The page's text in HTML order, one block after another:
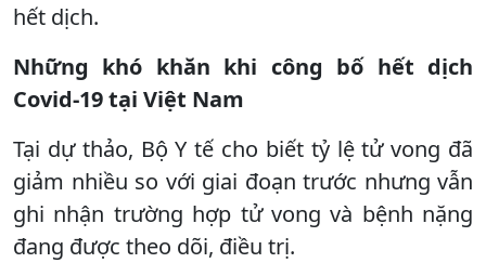
hết dịch.
Những khó khăn khi công bố hết dịch
Covid-19 tại Việt Nam
Tại dự thảo, Bộ Y tế cho biết tỷ lệ tử vong đã
giảm nhiều so với giai đoạn trước nhưng vẫn
ghi nhận trường hợp tử vong và bệnh nặng
đang được theo dõi, điều trị.